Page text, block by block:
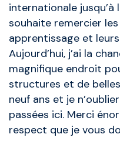
internationale jusqu’à
souhaite remercier
apprentissage et
Aujourd’hui, j’ai la
magnifique endroit
structures et de
neuf ans et je
passées ici. Merci
respect que je vous